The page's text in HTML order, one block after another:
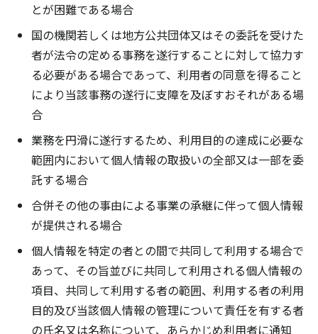
とが困難である場合
国の機関若しくは地方公共団体又はその委託を受けた
者が法令の定める事務を遂行することに対して協力す
る必要がある場合であって、利用者の同意を得ること
により当該事務の遂行に支障を及ぼすおそれがある場
合
業務を円滑に遂行するため、利用目的の達成に必要な
範囲内において個人情報の取扱いの全部又は一部を委
託する場合
合併その他の事由による事業の承継に伴って個人情報
が提供される場合
個人情報を特定の者との間で共同して利用する場合で
あって、その旨並びに共同して利用される個人情報の
項目、共同して利用する者の範囲、利用する者の利用
目的及び当該個人情報の管理について責任を有する者
の氏名又は名称について、あらかじめ利用者に通知